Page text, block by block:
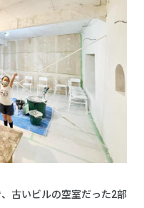
古いビルの空室だった2部